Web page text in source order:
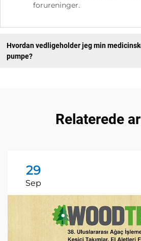
forureninger.
Hvordan vedligeholder jeg min
pumpe?
Relaterede
29
Sep